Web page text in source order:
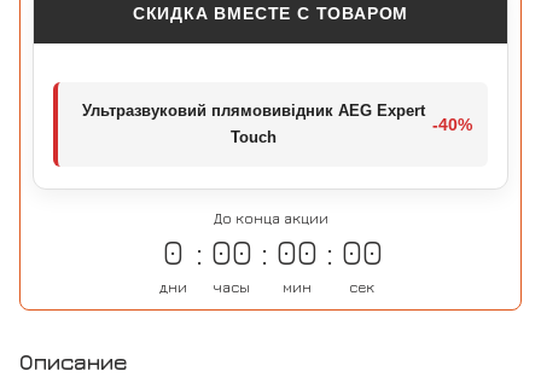
СКИДКА ВМЕСТЕ С ТОВАРОМ
Ультразвуковий плямовивідник AEG Expert
Touch
-40%
До конца акции
0
дни
00
часы
00
мин
00
сек
Описание